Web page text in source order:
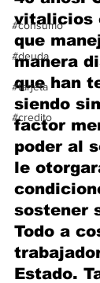
#consumo
#deuda
#tarjeta
#credito
vitalicios
que
manera
que han
siendo
factor
poder al
le
sostener
Todo a
Estado.